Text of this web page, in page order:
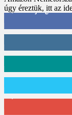
úgy éreztük, itt az
3,452 Rajongók